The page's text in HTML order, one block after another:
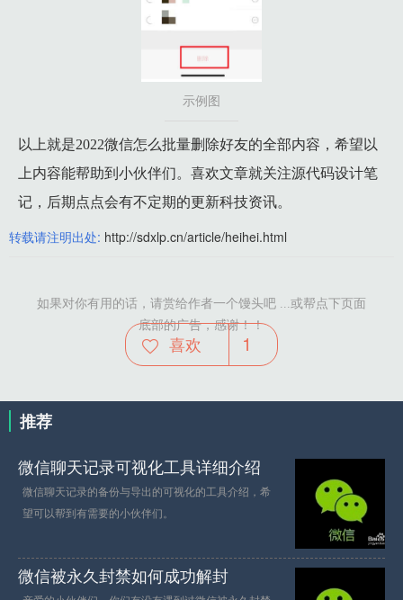
示例图
以上就是2022微信怎么批量删除好友的全部内容，希望以
上内容能帮助到小伙伴们。喜欢文章就关注源代码设计笔
记，后期点点会有不定期的更新科技资讯。
转载请注明出处: http://sdxlp.cn/article/heihei.html
如果对你有用的话，请赏给作者一个馒头吧 ...或帮点下页面
底部的广告，感谢！！
喜欢 1
推荐
微信聊天记录可视化工具详细介绍
微信聊天记录的备份与导出的可视化的工具介绍，希
望可以帮到有需要的小伙伴们。
微信被永久封禁如何成功解封